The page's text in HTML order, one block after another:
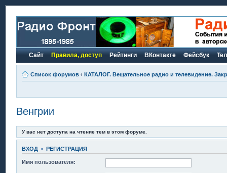
Сайт Правила, доступ Рейтинги ВКонтакте Фейсбук
Список форумов ‹ КАТАЛОГ. Вещательное радио и телевидение.
Венгрии
У вас нет доступа на чтение тем в этом форуме.
ВХОД • РЕГИСТРАЦИЯ
Имя пользователя: